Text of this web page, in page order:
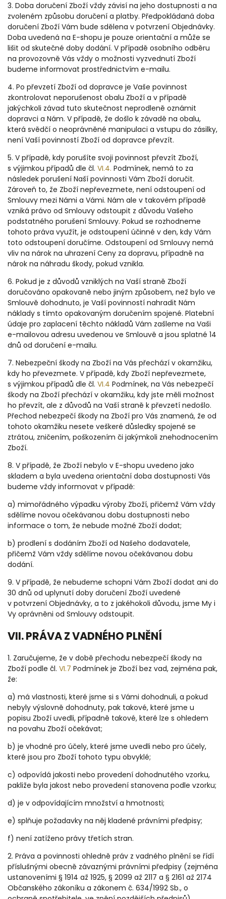
3. Doba doručení Zboží vždy závisí na jeho dostupnosti a na
zvoleném způsobu doručení a platby. Předpokládaná doba
doručení Zboží Vám bude sdělena v potvrzení Objednávky.
Doba uvedená na E-shopu je pouze orientační a může se
lišit od skutečné doby dodání. V případě osobního odběru
na provozovně Vás vždy o možnosti vyzvednutí Zboží
budeme informovat prostřednictvím e-mailu.
4. Po převzetí Zboží od dopravce je Vaše povinnost
zkontrolovat neporušenost obalu Zboží a v případě
jakýchkoli závad tuto skutečnost neprodleně oznámit
dopravci a Nám. V případě, že došlo k závadě na obalu,
která svědčí o neoprávněné manipulaci a vstupu do zásilky,
není Vaší povinností Zboží od dopravce převzít.
5. V případě, kdy porušíte svoji povinnost převzít Zboží,
s výjimkou případů dle čl. VI.4. Podmínek, nemá to za
následek porušení Naší povinnosti Vám Zboží doručit.
Zároveň to, že Zboží nepřevezmete, není odstoupení od
Smlouvy mezi Námi a Vámi. Nám ale v takovém případě
vzniká právo od Smlouvy odstoupit z důvodu Vašeho
podstatného porušení Smlouvy. Pokud se rozhodneme
tohoto práva využít, je odstoupení účinné v den, kdy Vám
toto odstoupení doručíme. Odstoupení od Smlouvy nemá
vliv na nárok na uhrazení Ceny za dopravu, případně na
nárok na náhradu škody, pokud vznikla.
6. Pokud je z důvodů vzniklých na Vaší straně Zboží
doručováno opakovaně nebo jiným způsobem, než bylo ve
Smlouvě dohodnuto, je Vaší povinností nahradit Nám
náklady s tímto opakovaným doručením spojené. Platební
údaje pro zaplacení těchto nákladů Vám zašleme na Vaši
e-mailovou adresu uvedenou ve Smlouvě a jsou splatné 14
dnů od doručení e-mailu.
7. Nebezpeční škody na Zboží na Vás přechází v okamžiku,
kdy ho převezmete. V případě, kdy Zboží nepřevezmete,
s výjimkou případů dle čl. VI.4 Podmínek, na Vás nebezpečí
škody na Zboží přechází v okamžiku, kdy jste měli možnost
ho převzít, ale z důvodů na Vaší straně k převzetí nedošlo.
Přechod nebezpečí škody na Zboží pro Vás znamená, že od
tohoto okamžiku nesete veškeré důsledky spojené se
ztrátou, zničením, poškozením či jakýmkoli znehodnocením
Zboží.
8. V případě, že Zboží nebylo v E-shopu uvedeno jako
skladem a byla uvedena orientační doba dostupnosti Vás
budeme vždy informovat v případě:
a) mimořádného výpadku výroby Zboží, přičemž Vám vždy
sdělíme novou očekávanou dobu dostupnosti nebo
informace o tom, že nebude možné Zboží dodat;
b) prodlení s dodáním Zboží od Našeho dodavatele,
přičemž Vám vždy sdělíme novou očekávanou dobu
dodání.
9. V případě, že nebudeme schopni Vám Zboží dodat ani do
30 dnů od uplynutí doby doručení Zboží uvedené
v potvrzení Objednávky, a to z jakéhokoli důvodu, jsme My i
Vy oprávněni od Smlouvy odstoupit.
VII. PRÁVA Z VADNÉHO PLNĚNÍ
1. Zaručujeme, že v době přechodu nebezpečí škody na
Zboží podle čl. VI.7 Podmínek je Zboží bez vad, zejména pak,
že:
a) má vlastnosti, které jsme si s Vámi dohodnuli, a pokud
nebyly výslovně dohodnuty, pak takové, které jsme u
popisu Zboží uvedli, případně takové, které lze s ohledem
na povahu Zboží očekávat;
b) je vhodné pro účely, které jsme uvedli nebo pro účely,
které jsou pro Zboží tohoto typu obvyklé;
c) odpovídá jakosti nebo provedení dohodnutého vzorku,
pakliže byla jakost nebo provedení stanovena podle vzorku;
d) je v odpovídajícím množství a hmotnosti;
e) splňuje požadavky na něj kladené právními předpisy;
f) není zatíženo právy třetích stran.
2. Práva a povinnosti ohledně práv z vadného plnění se řídí
příslušnými obecně závaznými právními předpisy (zejména
ustanoveními § 1914 až 1925, § 2099 až 2117 a § 2161 až 2174
Občanského zákoníku a zákonem č. 634/1992 Sb., o